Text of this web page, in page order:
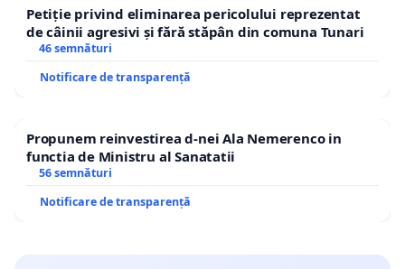
Petiție privind eliminarea pericolului reprezentat
de câinii agresivi și fără stăpân din comuna Tunari
46 semnături
Notificare de transparență
Propunem reinvestirea d-nei Ala Nemerenco in
functia de Ministru al Sanatatii
56 semnături
Notificare de transparență